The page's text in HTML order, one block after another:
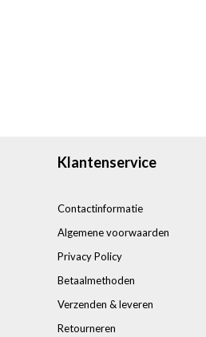
Klantenservice
Contactinformatie
Algemene voorwaarden
Privacy Policy
Betaalmethoden
Verzenden & leveren
Retourneren